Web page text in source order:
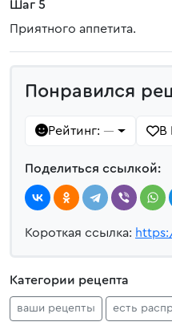
Шаг 5
Приятного аппетита.
Понравился
Рейтинг: — В
Поделиться ссылкой:
Короткая ссылка:
Категории рецепта
ваши рецепты есть